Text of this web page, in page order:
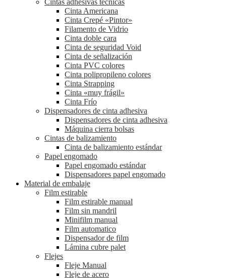
Cinta Americana
Cinta Crepé «Pintor»
Filamento de Vidrio
Cinta doble cara
Cinta de seguridad Void
Cinta de señalización
Cinta PVC colores
Cinta polipropileno colores
Cinta Strapping
Cinta «muy frágil»
Cinta Frío
Dispensadores de cinta adhesiva
Dispensadores de cinta adhesiva
Máquina cierra bolsas
Cintas de balizamiento
Cinta de balizamiento estándar
Papel engomado
Papel engomado estándar
Dispensadores papel engomado
Material de embalaje
Film estirable
Film estirable manual
Film sin mandril
Minifilm manual
Film automatico
Dispensador de film
Lámina cubre palet
Flejes
Fleje Manual
Fleje de acero